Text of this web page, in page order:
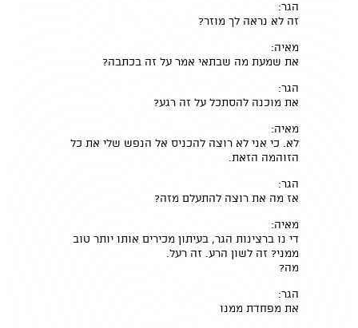
הגר:
זה לא נראה לך מוזר?
מאיה:
את שמעת מה שבתאי אמר על זה בכתבה?
הגר:
את מוכנה להסתכל על זה רגע?
מאיה:
לא. כי אני לא רוצה להכניס אל הנפש שלי את כל
הזוהמה הזאת.
הגר:
אז מה את רוצה להתעלם מזה?
מאיה:
די נו ברצינות הגר, בעיתון מכירים אותו יותר טוב
ממני? זה לשון הרע. זה רעל.
מה?
הגר:
את מפחדת ממנו